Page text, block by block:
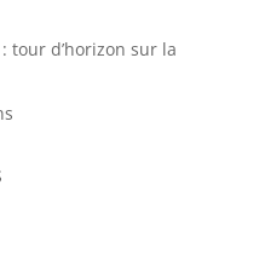
tour d’horizon sur la